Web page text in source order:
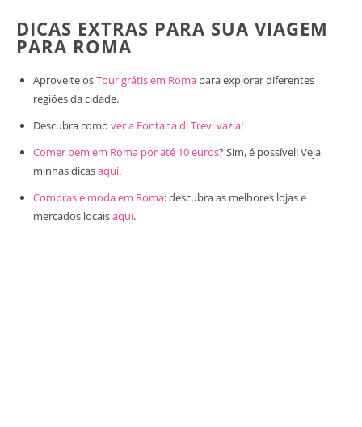
DICAS EXTRAS PARA SUA VIAGEM
PARA ROMA
Aproveite osTour grátis em Roma para explorar diferentes
regiões da cidade.
Descubra como ver a Fontana di Trevi vazia!
Comer bem em Roma por até 10 euros? Sim, é possível! Veja
minhas dicasaqui.
Compras e moda em Roma: descubra as melhores lojas e
mercados locaisaqui.